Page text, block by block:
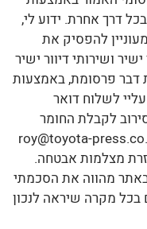
דרך אחרת. ידוע לי,
להפסיק את
ושירותי דיוור ישיר
דבר פרסומת, באמצעות
לשלוח דואר
לקבלת החומר
roy@toyota-
מצלמות אבטחה.
מהווה את הסכמתי
בכל מקרה שיראה לנכון